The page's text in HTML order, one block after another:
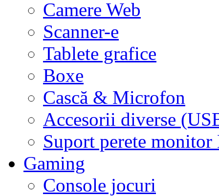
Camere Web
Scanner-e
Tablete grafice
Boxe
Cască & Microfon
Accesorii diverse
Suport perete
Gaming
Console jocuri